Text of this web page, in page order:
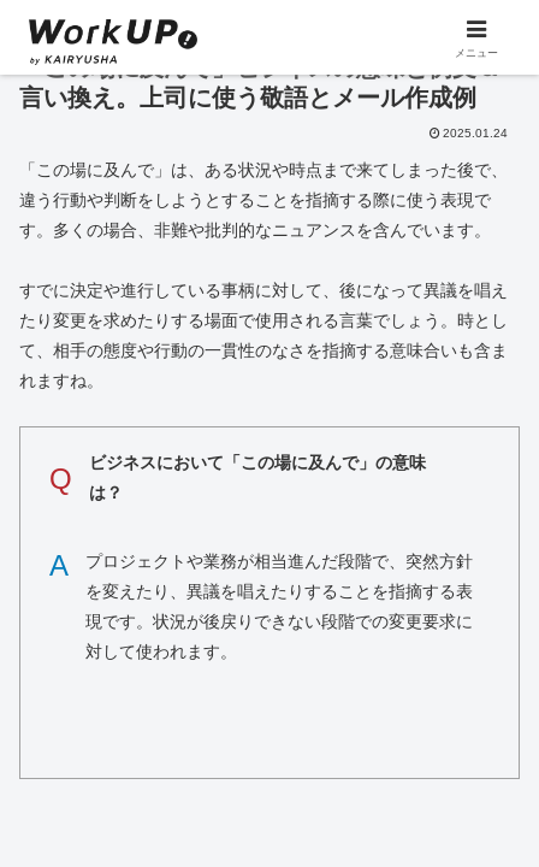
「この場に及んで」ビジネスの意味と例文＆
言い換え。上司に使う敬語とメール作成例
2025.01.24
「この場に及んで」は、ある状況や時点まで来てしまった後で、
違う行動や判断をしようとすることを指摘する際に使う表現で
す。多くの場合、非難や批判的なニュアンスを含んでいます。
すでに決定や進行している事柄に対して、後になって異議を唱え
たり変更を求めたりする場面で使用される言葉でしょう。時とし
て、相手の態度や行動の一貫性のなさを指摘する意味合いも含ま
れますね。
Q
ビジネスにおいて「この場に及んで」の意味
は？
A
プロジェクトや業務が相当進んだ段階で、突然方針
を変えたり、異議を唱えたりすることを指摘する表
現です。状況が後戻りできない段階での変更要求に
対して使われます。
メニュー